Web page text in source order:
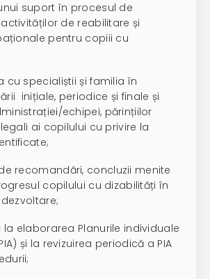
suport în procesul de
de reabilitare și
pentru copiii cu
cu specialiștii și familia în
inițiale, periodice și finale și
echipei, părințiilor
ai copilului cu privire la
recomandări, concluzii menite
copilului cu dizabilități în
la elaborarea Planurile individuale
și la revizuirea periodică a PIA